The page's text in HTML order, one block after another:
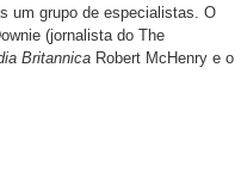
um grupo de especialistas. O
(jornalista do The
Britannica Robert McHenry e o